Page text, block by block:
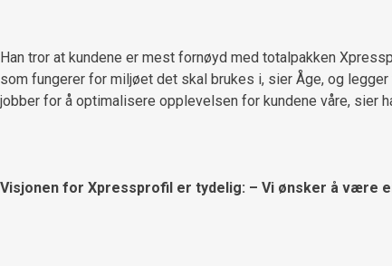
Han tror at kundene er mest fornøyd med totalpakken
som fungerer for miljøet det skal brukes i, sier Åge, og
jobber for å optimalisere opplevelsen for kundene våre, sier
Visjonen for Xpressprofil er tydelig: – Vi ønsker å være